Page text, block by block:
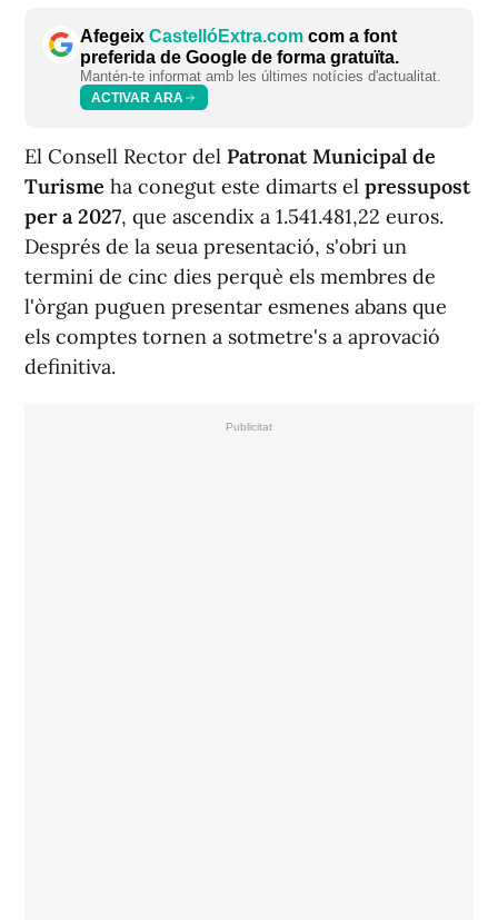
Afegeix CastellóExtra.com com a font
preferida de Google de forma gratuïta.
Mantén-te informat amb les últimes notícies d'actualitat.
ACTIVAR ARA
El Consell Rector del Patronat Municipal de
Turisme ha conegut este dimarts el pressupost
per a 2027, que ascendix a 1.541.481,22 euros.
Després de la seua presentació, s'obri un
termini de cinc dies perquè els membres de
l'òrgan puguen presentar esmenes abans que
els comptes tornen a sotmetre's a aprovació
definitiva.